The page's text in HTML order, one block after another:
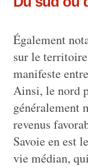
Également
sur le
manifeste
Ainsi, le nord
généralement
revenus
Savoie en est
vie médian,